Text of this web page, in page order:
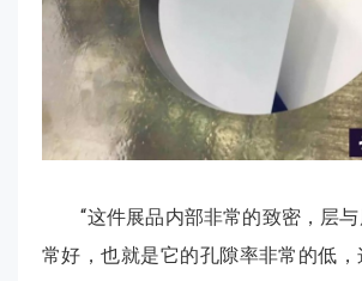
“这件展品内部非常的致密，层与
常好，也就是它的孔隙率非常的低